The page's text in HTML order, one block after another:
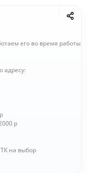
его во время работы
адресу:
р
на выбор